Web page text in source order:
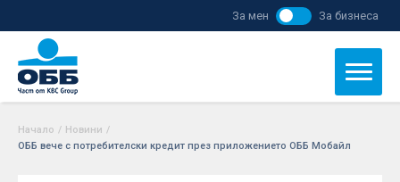
За мен За бизнеса
Начало / Новини /
ОББ вече с потребителски кредит през приложението ОББ Мобайл